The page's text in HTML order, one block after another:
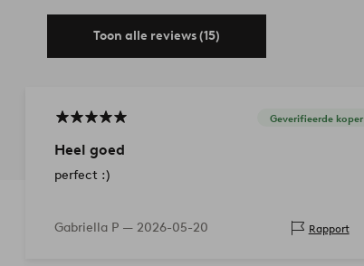
Toon alle reviews (15)
Geverifieerde koper
Heel goed
perfect :)
Gabriella P — 2026-05-20 Rapport